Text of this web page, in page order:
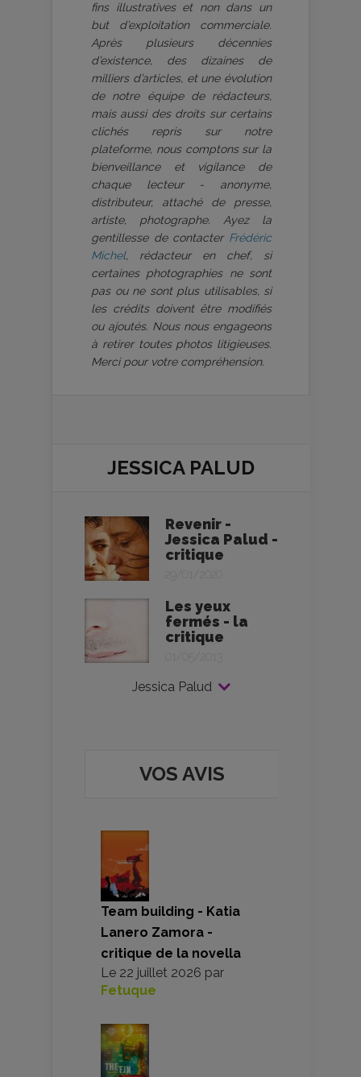
fins illustratives et non dans un
but d’exploitation commerciale.
Après plusieurs décennies
d’existence, des dizaines de
milliers d’articles, et une évolution
de notre équipe de rédacteurs,
mais aussi des droits sur certains
clichés repris sur notre
plateforme, nous comptons sur la
bienveillance et vigilance de
chaque lecteur - anonyme,
distributeur, attaché de presse,
artiste, photographe. Ayez la
gentillesse de contacter Frédéric
Michel, rédacteur en chef, si
certaines photographies ne sont
pas ou ne sont plus utilisables, si
les crédits doivent être modifiés
ou ajoutés. Nous nous engageons
à retirer toutes photos litigieuses.
Merci pour votre compréhension.
JESSICA PALUD
Revenir -
Jessica Palud -
critique
29/01/2020
Les yeux
fermés - la
critique
01/05/2013
Jessica Palud
VOS AVIS
Team building - Katia
Lanero Zamora -
critique de la novella
Le 22 juillet 2026 par
Fetuque